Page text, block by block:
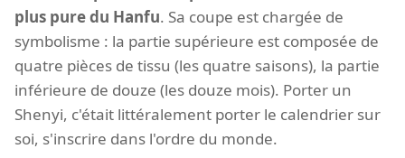
plus pure du Hanfu. Sa coupe est chargée de
symbolisme : la partie supérieure est composée de
quatre pièces de tissu (les quatre saisons), la partie
inférieure de douze (les douze mois). Porter un
Shenyi, c'était littéralement porter le calendrier sur
soi, s'inscrire dans l'ordre du monde.